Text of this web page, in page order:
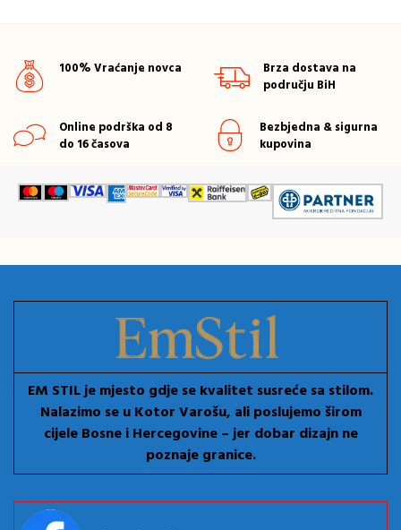
100% Vraćanje novca
Brza dostava na
području BiH
Online podrška od 8
do 16 časova
Bezbjedna & sigurna
kupovina
EM STIL je mjesto gdje se kvalitet susreće sa stilom.
Nalazimo se u Kotor Varošu, ali poslujemo širom
cijele Bosne i Hercegovine – jer dobar dizajn ne
poznaje granice.